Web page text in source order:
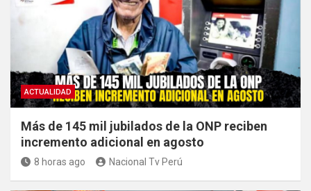
ACTUALIDAD
Más de 145 mil jubilados de la ONP reciben
incremento adicional en agosto
8 horas ago Nacional Tv Perú